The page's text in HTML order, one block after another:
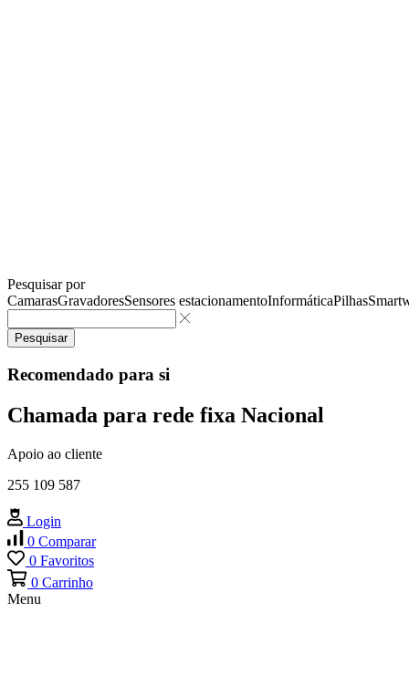
Pesquisar por
CamarasGravadoresSensores estacionamentoInformáticaPilhas
Pesquisar
Recomendado para si
Chamada para rede fixa Nacional
Apoio ao cliente
255 109 587
Login
0 Comparar
0 Favoritos
0 Carrinho
Menu